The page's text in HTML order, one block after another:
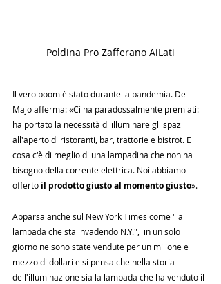
Poldina Pro Zafferano AiLati
Il vero boom è stato durante la pandemia. De
Majo afferma: «Ci ha paradossalmente premiati:
ha portato la necessità di illuminare gli spazi
all'aperto di ristoranti, bar, trattorie e bistrot. E
cosa c'è di meglio di una lampadina che non ha
bisogno della corrente elettrica. Noi abbiamo
offerto il prodotto giusto al momento giusto».
Apparsa anche sul New York Times come "la
lampada che sta invadendo N.Y.",  in un solo
giorno ne sono state vendute per un milione e
mezzo di dollari e si pensa che nella storia
dell'illuminazione sia la lampada che ha venduto il